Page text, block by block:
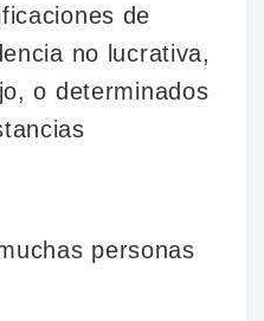
de
no lucrativa,
o determinados
personas